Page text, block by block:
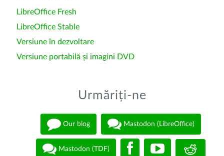
LibreOffice Fresh
LibreOffice Stable
Versiune în dezvoltare
Versiune portabilă și imagini DVD
Urmăriți-ne
Our blog Mastodon (LibreOffice)
Mastodon (TDF)